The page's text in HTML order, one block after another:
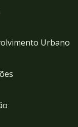
Urbano